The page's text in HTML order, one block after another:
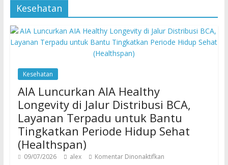
Kesehatan
Kesehatan
AIA Luncurkan AIA Healthy
Longevity di Jalur Distribusi BCA,
Layanan Terpadu untuk Bantu
Tingkatkan Periode Hidup Sehat
(Healthspan)
09/07/2026 alex Komentar Dinonaktifkan